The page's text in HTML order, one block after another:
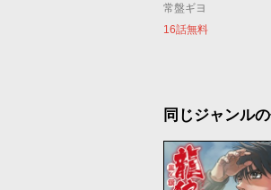
常盤ギヨ
16話無料
同じジャンル